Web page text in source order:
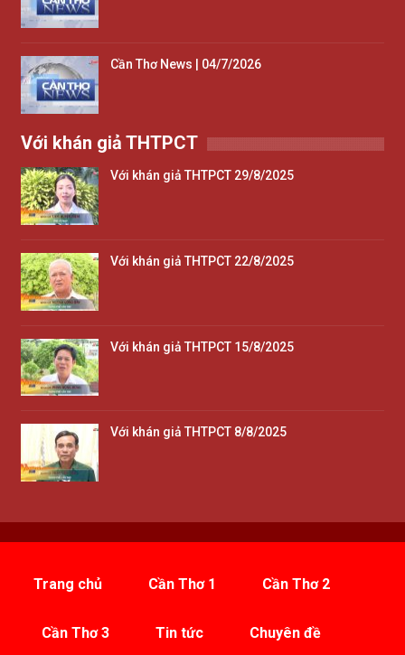
Cần Thơ News | 04/7/2026
Với khán giả THTPCT
Với khán giả THTPCT 29/8/2025
Với khán giả THTPCT 22/8/2025
Với khán giả THTPCT 15/8/2025
Với khán giả THTPCT 8/8/2025
Trang chủ Cần Thơ 1 Cần Thơ 2
Cần Thơ 3 Tin tức Chuyên đề